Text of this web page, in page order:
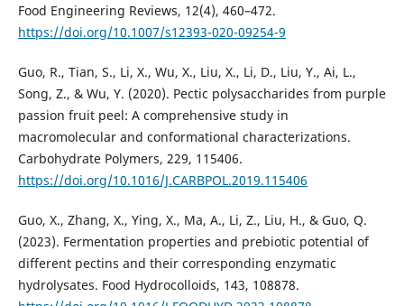
Food Engineering Reviews, 12(4), 460–472.
https://doi.org/10.1007/s12393-020-09254-9
Guo, R., Tian, S., Li, X., Wu, X., Liu, X., Li, D., Liu, Y., Ai, L.,
Song, Z., & Wu, Y. (2020). Pectic polysaccharides from purple
passion fruit peel: A comprehensive study in
macromolecular and conformational characterizations.
Carbohydrate Polymers, 229, 115406.
https://doi.org/10.1016/J.CARBPOL.2019.115406
Guo, X., Zhang, X., Ying, X., Ma, A., Li, Z., Liu, H., & Guo, Q.
(2023). Fermentation properties and prebiotic potential of
different pectins and their corresponding enzymatic
hydrolysates. Food Hydrocolloids, 143, 108878.